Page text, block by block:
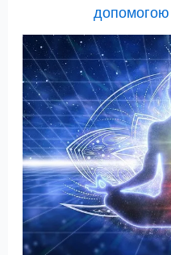
допомогою